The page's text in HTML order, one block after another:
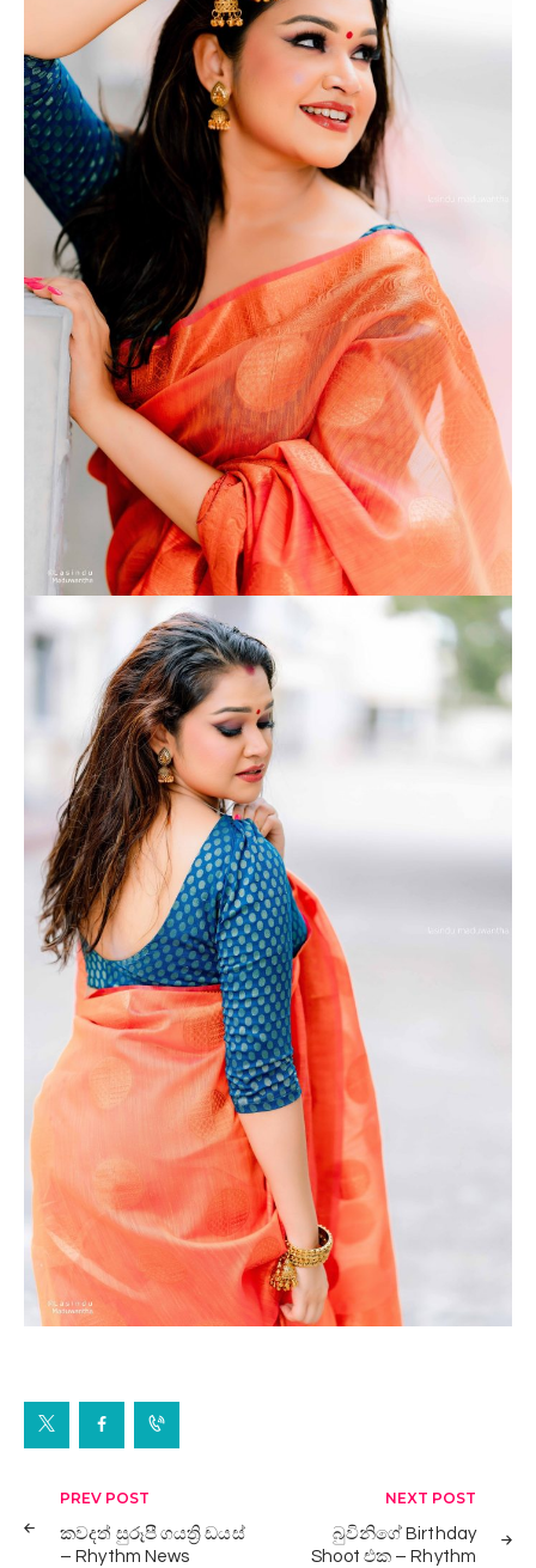
Post
navigation
PREV POST
කවදත් සුරූපී ගයත්‍රි ඩයස්
– Rhythm News
NEXT POST
බුවිනිගේ Birthday
Shoot එක – Rhythm